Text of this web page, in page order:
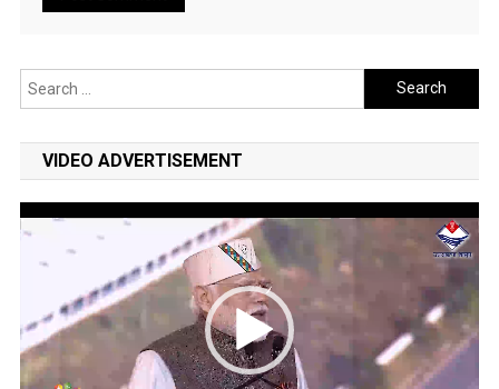
Search
for:
VIDEO ADVERTISEMENT
Video
Player